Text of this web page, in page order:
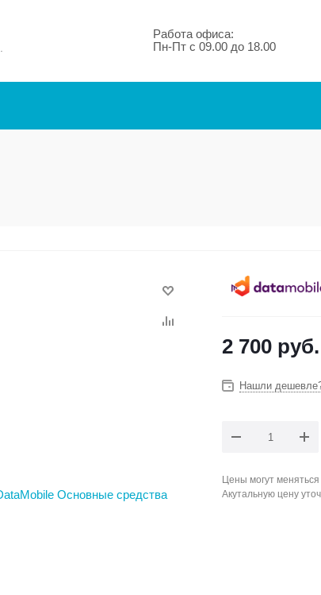
Работа офиса:
Пн-Пт с 09.00 до 18.00
2 700 руб.
Нашли
Цены могут
Акутальную цену